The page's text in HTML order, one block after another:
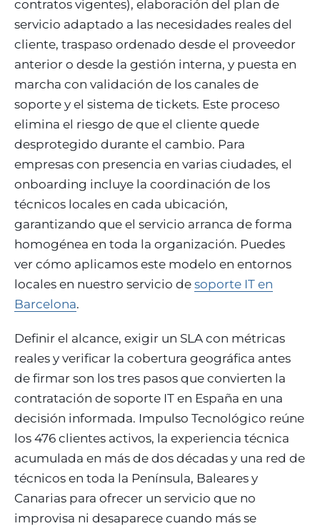
contratos vigentes), elaboración del plan de
servicio adaptado a las necesidades reales del
cliente, traspaso ordenado desde el proveedor
anterior o desde la gestión interna, y puesta en
marcha con validación de los canales de
soporte y el sistema de tickets. Este proceso
elimina el riesgo de que el cliente quede
desprotegido durante el cambio. Para
empresas con presencia en varias ciudades, el
onboarding incluye la coordinación de los
técnicos locales en cada ubicación,
garantizando que el servicio arranca de forma
homogénea en toda la organización. Puedes
ver cómo aplicamos este modelo en entornos
locales en nuestro servicio de soporte IT en
Barcelona.
Definir el alcance, exigir un SLA con métricas
reales y verificar la cobertura geográfica antes
de firmar son los tres pasos que convierten la
contratación de soporte IT en España en una
decisión informada. Impulso Tecnológico reúne
los 476 clientes activos, la experiencia técnica
acumulada en más de dos décadas y una red de
técnicos en toda la Península, Baleares y
Canarias para ofrecer un servicio que no
improvisa ni desaparece cuando más se